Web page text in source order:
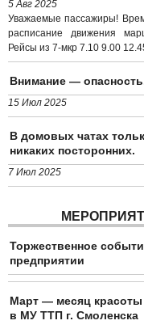
5 Авг 2025
Уважаемые пассажиры!
расписание движения
Рейсы из 7-мкр 7.10 9.00
Внимание —
15 Июл 2025
В домовых чатах
никаких посторонних.
7 Июл 2025
Торжественное
предприятии
Март — месяц
в МУ ТТП г. Смоленска